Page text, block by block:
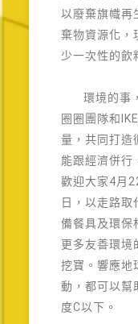
以廢棄旗幟再
棄物資源化，
少一次性的飲
環境的事，
圈圈團隊和
量，共同打造
能跟經濟併行
歡迎大家4月
日，以走路取
備餐具及環保
更多友善環境
挖寶。響應地
動，都可以幫
度C以下。